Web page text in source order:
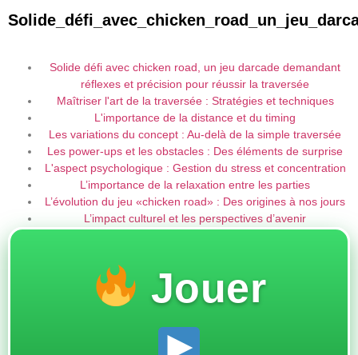
Solide défi avec chicken road, un jeu darcade demandant
réflexes et précision pour réussir la traversée
Maîtriser l'art de la traversée : Stratégies et techniques
L'importance de la distance et du timing
Les variations du concept : Au-delà de la simple traversée
Les power-ups et les obstacles : Des éléments de surprise
L'aspect psychologique : Gestion du stress et concentration
L’importance de la relaxation entre les parties
L’évolution du jeu «chicken road» : Des origines à nos jours
L’impact culturel et les perspectives d’avenir
Jouer